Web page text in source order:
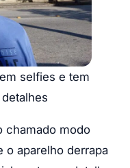
selfies e tem
chamado modo
o aparelho derrapa